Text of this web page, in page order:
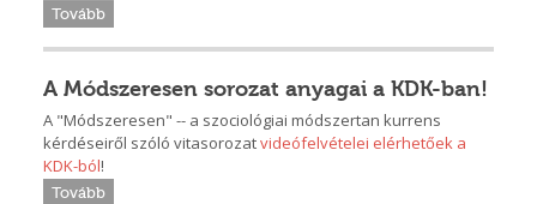
Tovább
A Módszeresen sorozat anyagai a KDK-ban!
A "Módszeresen" -- a szociológiai módszertan kurrens
kérdéseiről szóló vitasorozatvideófelvételei elérhetőek a
KDK-ból!
Tovább